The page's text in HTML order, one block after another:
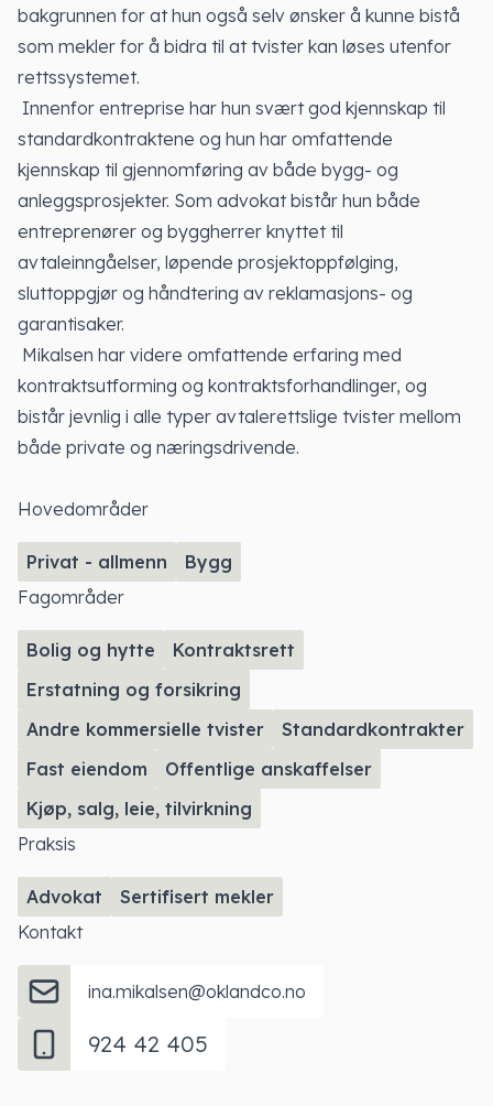
bakgrunnen for at hun også selv ønsker å kunne bistå
som mekler for å bidra til at tvister kan løses utenfor
rettssystemet.
Innenfor entreprise har hun svært god kjennskap til
standardkontraktene og hun har omfattende
kjennskap til gjennomføring av både bygg- og
anleggsprosjekter. Som advokat bistår hun både
entreprenører og byggherrer knyttet til
avtaleinngåelser, løpende prosjektoppfølging,
sluttoppgjør og håndtering av reklamasjons- og
garantisaker.
Mikalsen har videre omfattende erfaring med
kontraktsutforming og kontraktsforhandlinger, og
bistår jevnlig i alle typer avtalerettslige tvister mellom
både private og næringsdrivende.
Hovedområder
Privat - allmenn
Bygg
Fagområder
Bolig og hytte
Kontraktsrett
Erstatning og forsikring
Andre kommersielle tvister
Standardkontrakter
Fast eiendom
Offentlige anskaffelser
Kjøp, salg, leie, tilvirkning
Praksis
Advokat
Sertifisert mekler
Kontakt
ina.mikalsen@oklandco.no
924 42 405